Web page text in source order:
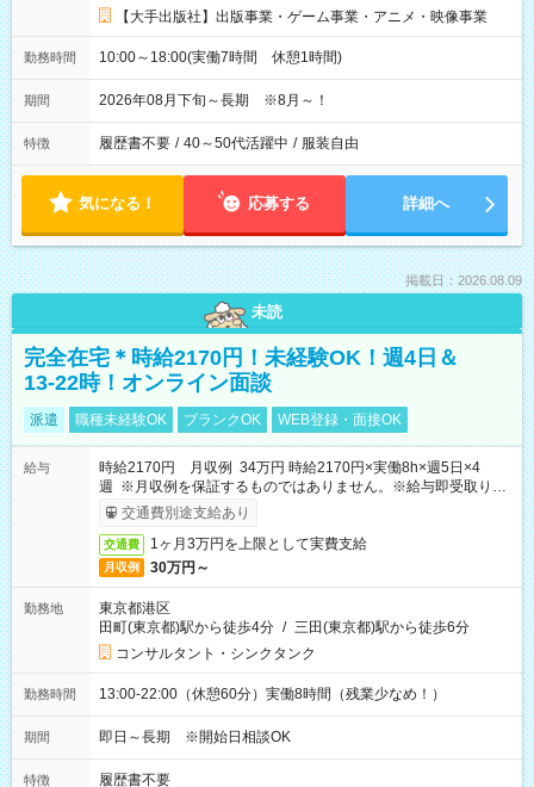
【大手出版社】出版事業・ゲーム事業・アニメ・映像事業
勤務時間 10:00～18:00(実働7時間 休憩1時間)
期間 2026年08月下旬～長期 ※8月～！
特徴 履歴書不要 / 40～50代活躍中 / 服装自由
気になる！ 応募する 詳細へ
掲載日：2026.08.09
未読
完全在宅＊時給2170円！未経験OK！週4日＆
13-22時！オンライン面談
派遣 職種未経験OK ブランクOK WEB登録・面接OK
給与
時給2170円 月収例 34万円 時給2170円×実働8h×週5日×4
週 ※月収例を保証するものではありません。※給与即受取りサ
ービス利用可（利用条件有）
交通費別途支給あり
交通費 1ヶ月3万円を上限として実費支給
月収例 30万円～
勤務地
東京都港区
田町(東京都)駅から徒歩4分 / 三田(東京都)駅から徒歩6分
コンサルタント・シンクタンク
勤務時間 13:00-22:00（休憩60分）実働8時間（残業少なめ！）
期間 即日～長期 ※開始日相談OK
特徴 履歴書不要